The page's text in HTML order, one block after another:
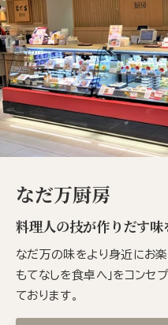
なだ万厨房
料理人の技が作りだす
なだ万の味をより身近にお楽
もてなしを食卓へ」をコンセ
ております。